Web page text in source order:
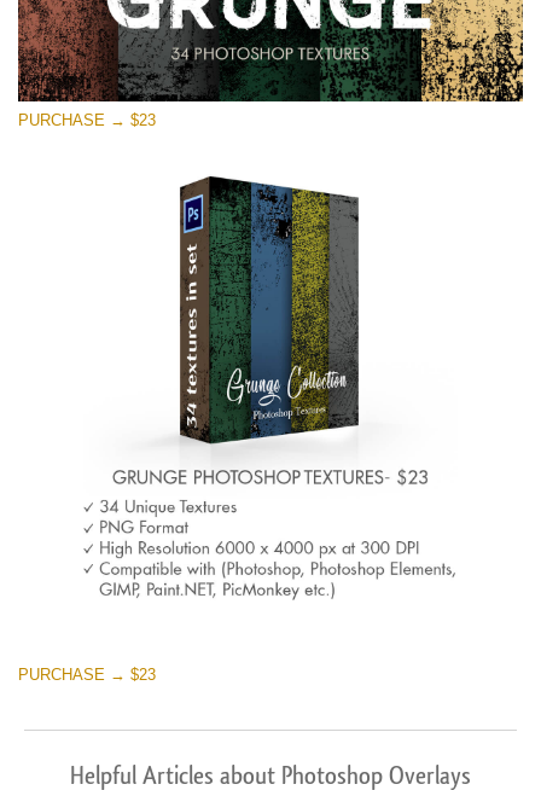
PURCHASE → $23
PURCHASE → $23
Helpful Articles about Photoshop Overlays